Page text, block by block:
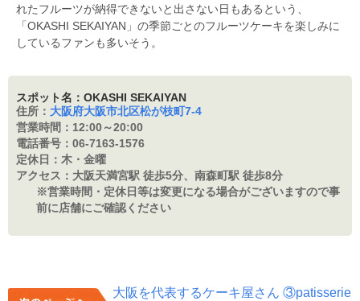
れたフルーツが納得できないと出さない日もあるという、
「OKASHI SEKAIYAN」の季節ごとのフルーツケーキを楽しみに
しているファンも多いそう。
スポット名：OKASHI SEKAIYAN
住所： 大阪府大阪市北区松が枝町7-4
営業時間： 12:00～20:00
電話番号： 06-7163-1576
定休日： 木・金曜
アクセス： 大阪天満宮駅 徒歩5分、南森町駅 徒歩8分
※営業時間・定休日等は変更になる場合がございますので事
前に店舗にご確認ください
大阪を代表するケーキ屋さん ③patisserie